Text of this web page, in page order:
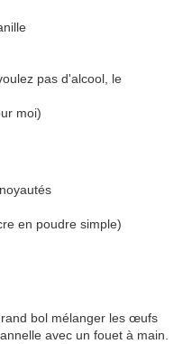
pas d'alcool, le
moi)
en poudre simple)
bol mélanger les œufs
avec un fouet à main.